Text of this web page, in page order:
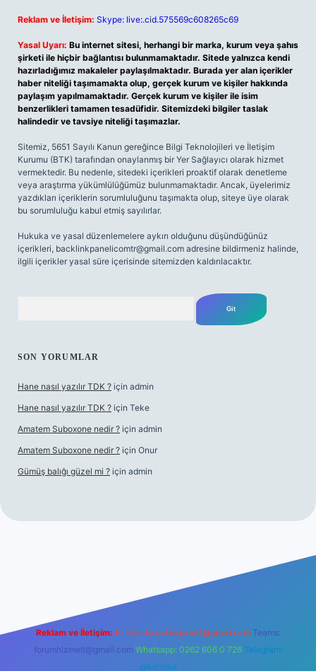
Reklam ve İletişim: Skype: live:.cid.575569c608265c69
Yasal Uyarı: Bu internet sitesi, herhangi bir marka, kurum veya şahıs
şirketi ile hiçbir bağlantısı bulunmamaktadır. Sitede yalnızca kendi
hazırladığımız makaleler paylaşılmaktadır. Burada yer alan içerikler
haber niteliği taşımamakta olup, gerçek kurum ve kişiler hakkında
paylaşım yapılmamaktadır. Gerçek kurum ve kişiler ile isim
benzerlikleri tamamen tesadüfidir. Sitemizdeki bilgiler taslak
halindedir ve tavsiye niteliği taşımazlar.
Sitemiz, 5651 Sayılı Kanun gereğince Bilgi Teknolojileri ve İletişim
Kurumu (BTK) tarafından onaylanmış bir Yer Sağlayıcı olarak hizmet
vermektedir. Bu nedenle, sitedeki içerikleri proaktif olarak denetleme
veya araştırma yükümlülüğümüz bulunmamaktadır. Ancak, üyelerimiz
yazdıkları içeriklerin sorumluluğunu taşımakta olup, siteye üye olarak
bu sorumluluğu kabul etmiş sayılırlar.
Hukuka ve yasal düzenlemelere aykırı olduğunu düşündüğünüz
içerikleri, backlinkpanelicomtr@gmail.com adresine bildirmeniz halinde,
ilgili içerikler yasal süre içerisinde sitemizden kaldırılacaktır.
SON YORUMLAR
Hane nasıl yazılır TDK ? için admin
Hane nasıl yazılır TDK ? için Teke
Amatem Suboxone nedir ? için admin
Amatem Suboxone nedir ? için Onur
Gümüş balığı güzel mi ? için admin
Reklam ve İletişim: E-mail: backlinkpaneli@gmail.com Teams:
forumhizmeti@gmail.com Whatsapp: 0262 606 0 726 Telegram:
@karabul